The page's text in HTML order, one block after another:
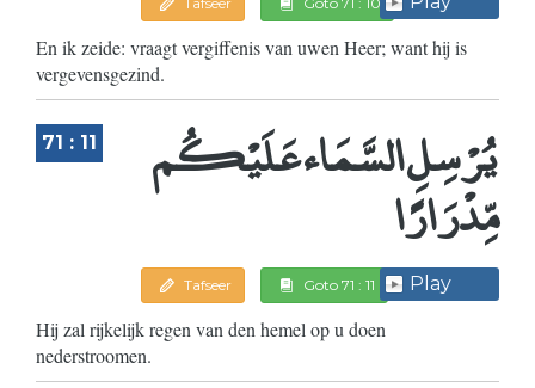
En ik zeide: vraagt vergiffenis van uwen Heer; want hij is
vergevensgezind.
71 : 11 يُرْسِلِ السَّمَاء عَلَيْكُم
مِّدْرَارًا
Tafseer Goto 71 : 11 Play
Hij zal rijkelijk regen van den hemel op u doen
nederstroomen.